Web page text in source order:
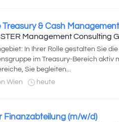
& Cash
Management Consulting
In Ihrer Rolle gestalten Sie
im Treasury-Bereich aktiv
Sie begleiten...
Wien
heute
Finanzabteilung (m/w/d)